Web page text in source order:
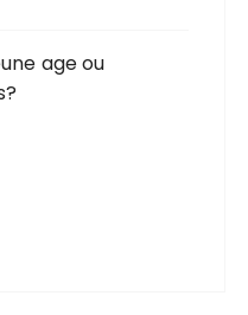
age ou